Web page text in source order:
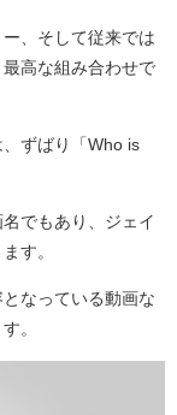
、そして従来では
高な組み合わせで
ずばり「Who is
でもあり、ジェイ
す。
なっている動画な
。